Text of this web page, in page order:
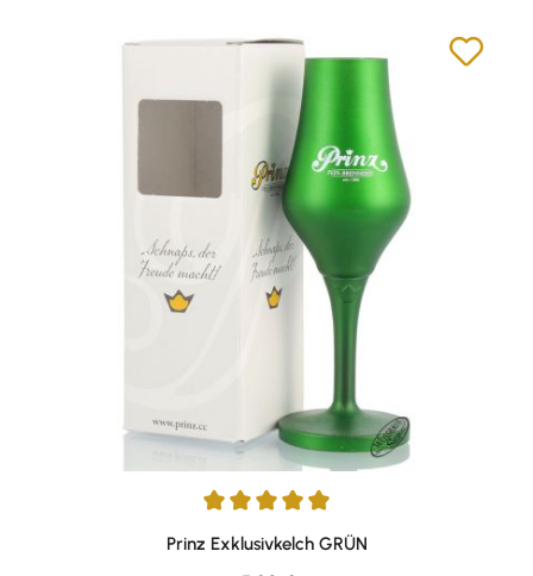
Durchschnittliche Bewertung von 5 von 5 Sternen
Prinz Exklusivkelch GRÜN